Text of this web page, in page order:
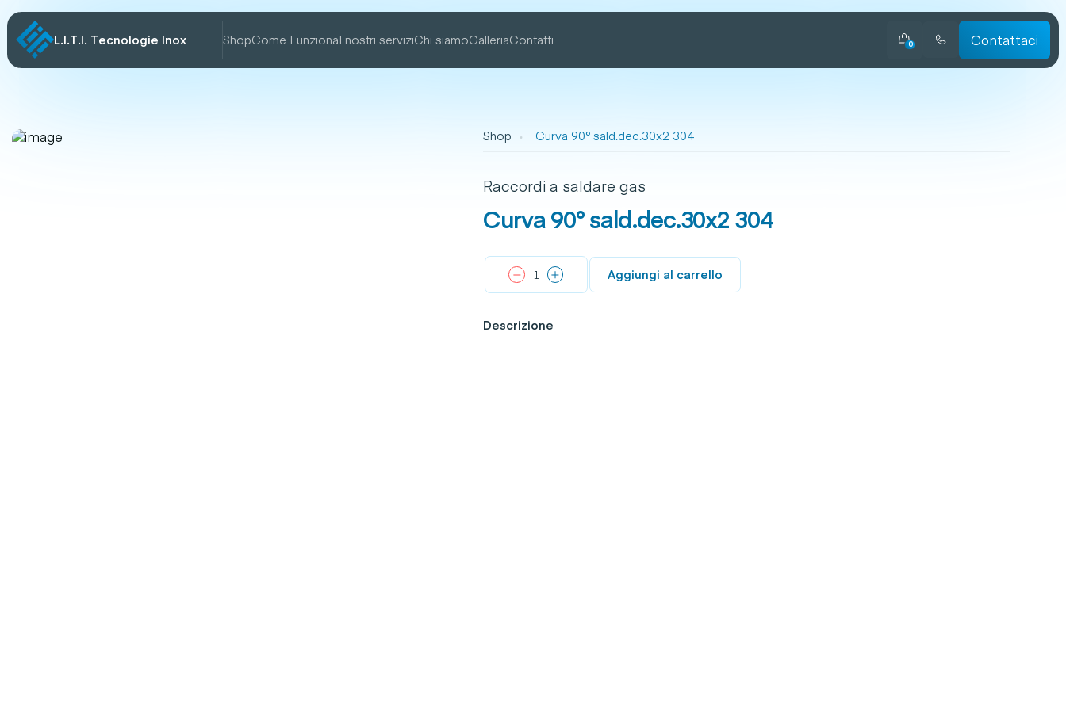
L.I.T.I. Tecnologie Inox ShopCome FunzionaI nostri serviziChi siamoGalleriaContatti 0 Contattaci
Shop Curva 90° sald.dec.30x2 304
Raccordi a saldare gas
Curva 90° sald.dec.30x2 304
Aggiungi al carrello
Descrizione